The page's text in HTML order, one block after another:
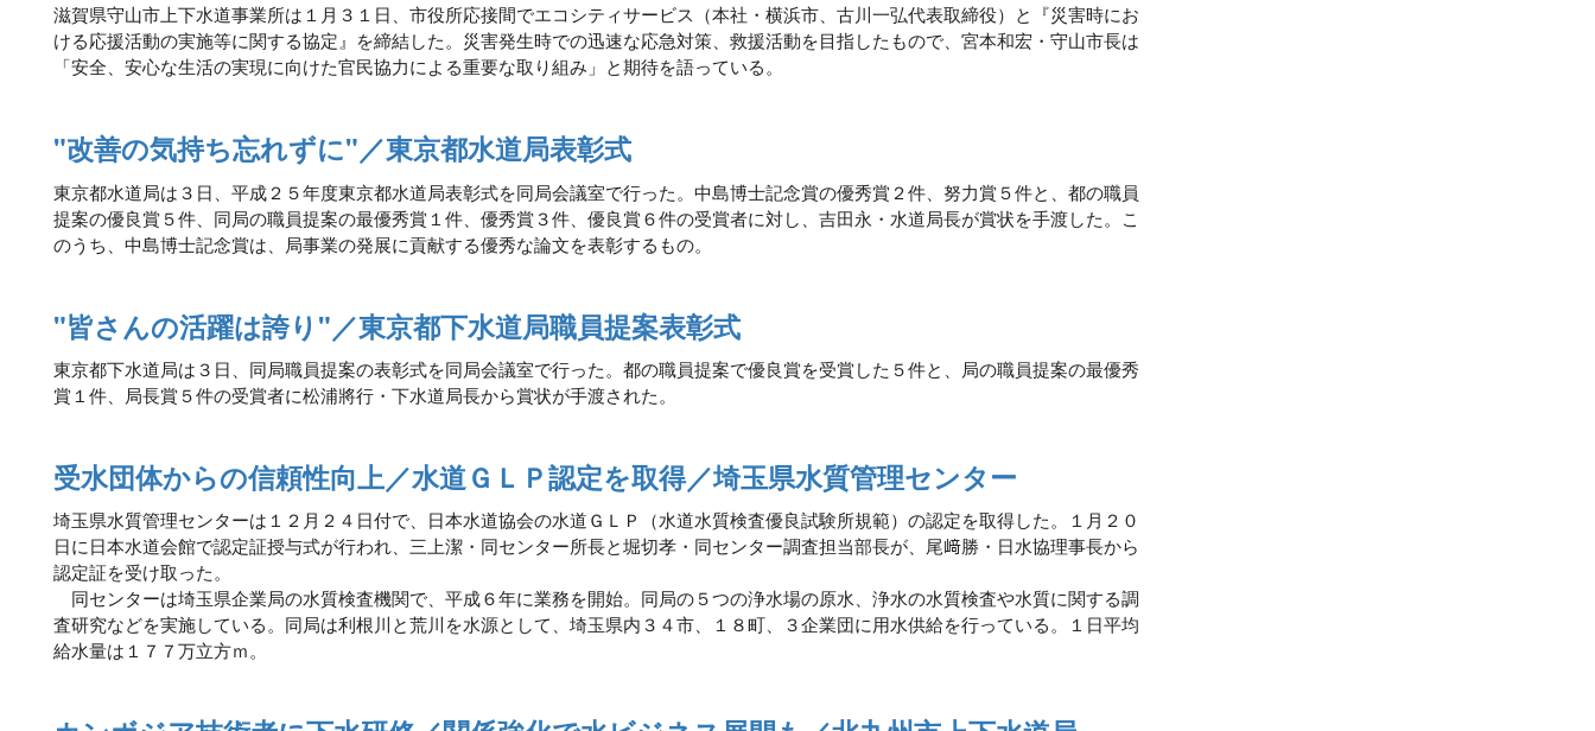
滋賀県守山市上下水道事業所は１月３１日、市役所応接間でエコシティサービス（本社・横浜市、古川一弘代表取締役）と『災害時にお
ける応援活動の実施等に関する協定』を締結した。災害発生時での迅速な応急対策、救援活動を目指したもので、宮本和宏・守山市長は
「安全、安心な生活の実現に向けた官民協力による重要な取り組み」と期待を語っている。
"改善の気持ち忘れずに"／東京都水道局表彰式
東京都水道局は３日、平成２５年度東京都水道局表彰式を同局会議室で行った。中島博士記念賞の優秀賞２件、努力賞５件と、都の職員
提案の優良賞５件、同局の職員提案の最優秀賞１件、優秀賞３件、優良賞６件の受賞者に対し、吉田永・水道局長が賞状を手渡した。こ
のうち、中島博士記念賞は、局事業の発展に貢献する優秀な論文を表彰するもの。
"皆さんの活躍は誇り"／東京都下水道局職員提案表彰式
東京都下水道局は３日、同局職員提案の表彰式を同局会議室で行った。都の職員提案で優良賞を受賞した５件と、局の職員提案の最優秀
賞１件、局長賞５件の受賞者に松浦將行・下水道局長から賞状が手渡された。
受水団体からの信頼性向上／水道ＧＬＰ認定を取得／埼玉県水質管理センター
埼玉県水質管理センターは１２月２４日付で、日本水道協会の水道ＧＬＰ（水道水質検査優良試験所規範）の認定を取得した。１月２０
日に日本水道会館で認定証授与式が行われ、三上潔・同センター所長と堀切孝・同センター調査担当部長が、尾﨑勝・日水協理事長から
認定証を受け取った。
同センターは埼玉県企業局の水質検査機関で、平成６年に業務を開始。同局の５つの浄水場の原水、浄水の水質検査や水質に関する調
査研究などを実施している。同局は利根川と荒川を水源として、埼玉県内３４市、１８町、３企業団に用水供給を行っている。１日平均
給水量は１７７万立方ｍ。